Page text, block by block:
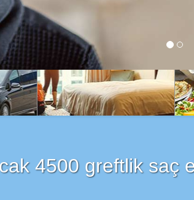
Konaklama
4500 greftlik saç